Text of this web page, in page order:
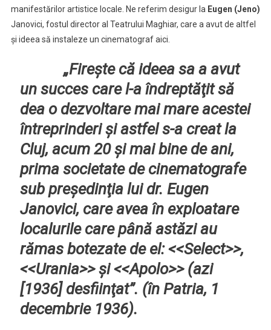
manifestărilor artistice locale. Ne referim desigur laEugen (Jeno)
Janovici, fostul director al Teatrului Maghiar, care a avut de altfel
şi ideea să instaleze un cinematograf aici.
„Fireşte că ideea sa a avut
un succes care l-a îndreptăţit să
dea o dezvoltare mai mare acestei
întreprinderi şi astfel s-a creat la
Cluj, acum 20 şi mai bine de ani,
prima societate de cinematografe
sub preşedinţia lui dr. Eugen
Janovici, care avea în exploatare
localurile care până astăzi au
rămas botezate de el:<<Select>>,
<<Urania>> şi <<Apolo>> (azi
[1936] desfiinţat”. (în Patria, 1
decembrie 1936).